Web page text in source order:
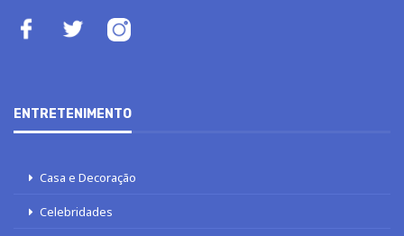
ENTRETENIMENTO
Casa e Decoração
Celebridades